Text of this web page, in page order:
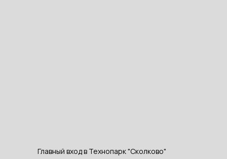
Главный вход в Технопарк "Сколково"